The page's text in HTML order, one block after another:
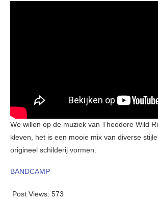
We willen op de muziek van Theodore Wild
kleven, het is een mooie mix van diverse
origineel schilderij vormen.
BANDCAMP
Post Views: 573